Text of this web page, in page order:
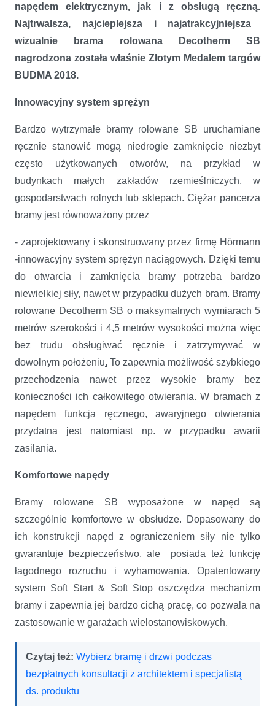
napędem elektrycznym, jak i z obsługą ręczną.
Najtrwalsza, najcieplejsza i najatrakcyjniejsza
wizualnie brama rolowana Decotherm SB
nagrodzona została właśnie Złotym Medalem targów
BUDMA 2018.
Innowacyjny system sprężyn
Bardzo wytrzymałe bramy rolowane SB uruchamiane
ręcznie stanowić mogą niedrogie zamknięcie niezbyt
często użytkowanych otworów, na przykład w
budynkach małych zakładów rzemieślniczych, w
gospodarstwach rolnych lub sklepach. Ciężar pancerza
bramy jest równoważony przez
- zaprojektowany i skonstruowany przez firmę Hörmann
-innowacyjny system sprężyn naciągowych. Dzięki temu
do otwarcia i zamknięcia bramy potrzeba bardzo
niewielkiej siły, nawet w przypadku dużych bram. Bramy
rolowane Decotherm SB o maksymalnych wymiarach 5
metrów szerokości i 4,5 metrów wysokości można więc
bez trudu obsługiwać ręcznie i zatrzymywać w
dowolnym położeniu. To zapewnia możliwość szybkiego
przechodzenia nawet przez wysokie bramy bez
konieczności ich całkowitego otwierania. W bramach z
napędem funkcja ręcznego, awaryjnego otwierania
przydatna jest natomiast np. w przypadku awarii
zasilania.
Komfortowe napędy
Bramy rolowane SB wyposażone w napęd są
szczególnie komfortowe w obsłudze. Dopasowany do
ich konstrukcji napęd z ograniczeniem siły nie tylko
gwarantuje bezpieczeństwo, ale posiada też funkcję
łagodnego rozruchu i wyhamowania. Opatentowany
system Soft Start & Soft Stop oszczędza mechanizm
bramy i zapewnia jej bardzo cichą pracę, co pozwala na
zastosowanie w garażach wielostanowiskowych.
Czytaj też: Wybierz bramę i drzwi podczas
bezpłatnych konsultacji z architektem i specjalistą
ds. produktu